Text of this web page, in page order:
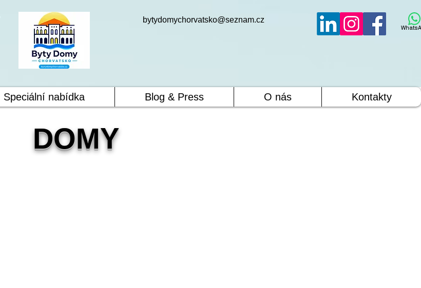
bytydomychorvatsko@seznam.cz
Speciální nabídka Blog & Press O nás Kontakty
DOMY